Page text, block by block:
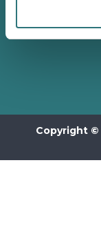
Copyright ©